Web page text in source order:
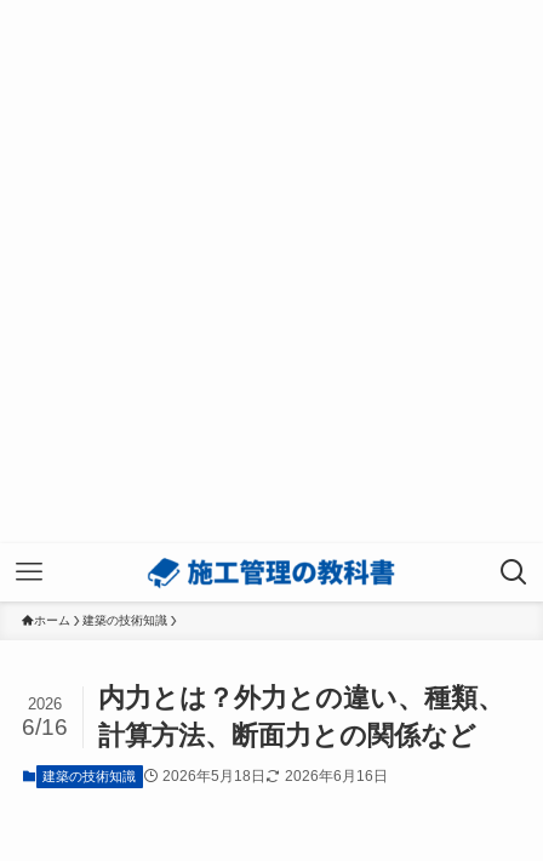
ホーム 建築の技術知識
内力とは？外力との違い、種類、
計算方法、断面力との関係など
2026
6/16
建築の技術知識 2026年5月18日 2026年6月16日